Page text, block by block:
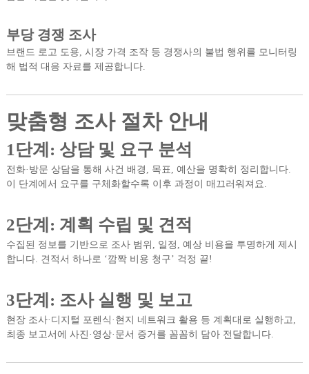
부당 경쟁 조사
브랜드 로고 도용, 시장 가격 조작 등 경쟁사의 불법 행위를 모니터링
해 법적 대응 자료를 제공합니다.
맞춤형 조사 절차 안내
1단계: 상담 및 요구 분석
전화·방문 상담을 통해 사건 배경, 목표, 예산을 명확히 정리합니다.
이 단계에서 요구를 구체화할수록 이후 과정이 매끄러워져요.
2단계: 계획 수립 및 견적
수집된 정보를 기반으로 조사 범위, 일정, 예상 비용을 투명하게 제시
합니다. 견적서 하나로 ‘깜짝 비용 청구’ 걱정 끝!
3단계: 조사 실행 및 보고
현장 조사·디지털 포렌식·현지 네트워크 활용 등 계획대로 실행하고,
최종 보고서에 사진·영상·문서 증거를 꼼꼼히 담아 전달합니다.